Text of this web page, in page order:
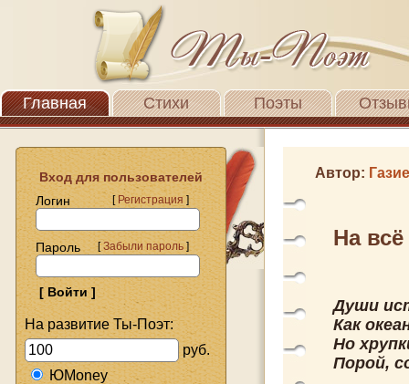
Главная Стихи Поэты
Вход для пользователей
Логин
[Регистрация]
Пароль [Забыли пароль]
На развитие Ты-Поэт:
руб.
ЮMoney
Автор:
На
Души
Как
Но
Порой,